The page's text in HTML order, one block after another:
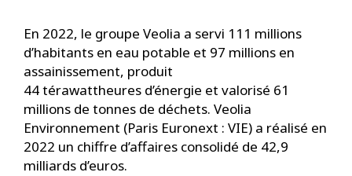
En 2022, le groupe Veolia a servi 111 millions
d’habitants en eau potable et 97 millions en
assainissement, produit
44 térawattheures d’énergie et valorisé 61
millions de tonnes de déchets. Veolia
Environnement (Paris Euronext : VIE) a réalisé en
2022 un chiffre d’affaires consolidé de 42,9
milliards d’euros.